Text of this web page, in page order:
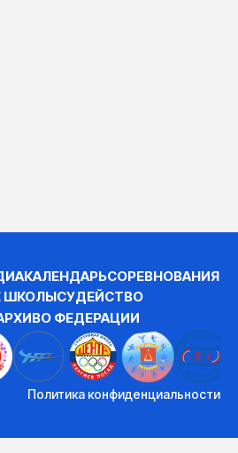
КАЛЕНДАРЬСОРЕВНОВАНИЯ
ШКОЛЫСУДЕЙСТВО
О ФЕДЕРАЦИИ
Политика конфиденциальности